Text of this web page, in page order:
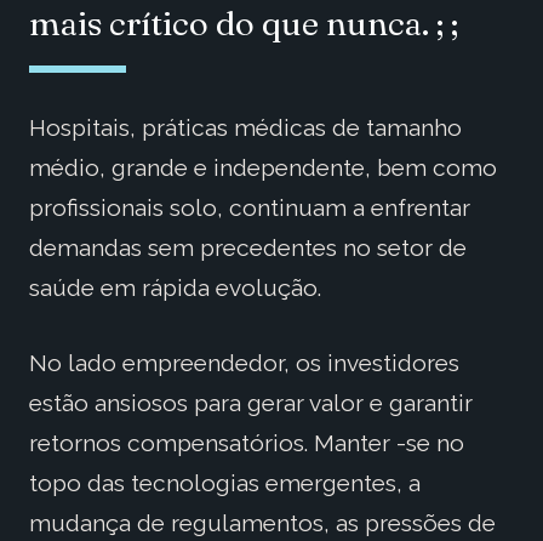
mais crítico do que nunca. ; ;
Hospitais, práticas médicas de tamanho
médio, grande e independente, bem como
profissionais solo, continuam a enfrentar
demandas sem precedentes no setor de
saúde em rápida evolução.
No lado empreendedor, os investidores
estão ansiosos para gerar valor e garantir
retornos compensatórios. Manter -se no
topo das tecnologias emergentes, a
mudança de regulamentos, as pressões de